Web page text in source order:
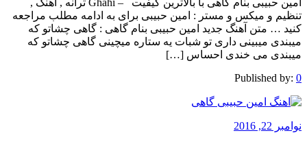
تنظیم و میکس و مستر : امین حبیبی برای به ادامه مطلب مراجعه
کنید … متن آهنگ جدید امین حبیبی بنام گاهی : گاهی چشاتو که
میبندی میبینی داری تو شبات یه ستاره میچینی گاهی چشاتو که
میبندی می خندی احساس […]
Published by: 0
نوامبر 22, 2016